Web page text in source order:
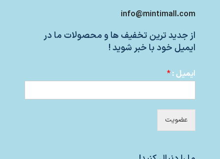
info@mintimall.com
از جدید ترین تخفیف ها و محصولات ما در
ایمیل خود با خبر شوید !
ایمیل :*
عضویت